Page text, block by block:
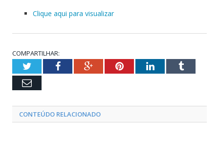
Clique aqui para visualizar
COMPARTILHAR:
TwitterFacebookGoogle+PinterestLinkedInTumblr
Email
CONTEÚDO RELACIONADO